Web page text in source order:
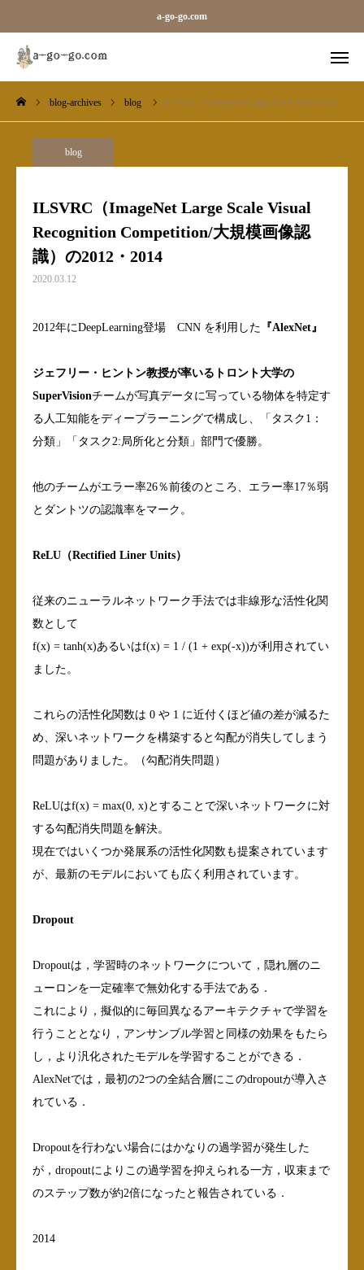
a-go-go.com
blog-archives blog ILSVRC（ImageNet Large Scale Visual Recognition Competition/大規模画像認識）の2012・2014
blog
ILSVRC（ImageNet Large Scale Visual
Recognition Competition/大規模画像認
識）の2012・2014
2020.03.12
2012年にDeepLearning登場 CNN を利用した 『AlexNet』
ジェフリー・ヒントン教授が率いるトロント大学の
SuperVisionチームが写真データに写っている物体を特定す
る人工知能をディープラーニングで構成し、「タスク1：
分類」「タスク2:局所化と分類」部門で優勝。
他のチームがエラー率26％前後のところ、エラー率17％弱
とダントツの認識率をマーク。
ReLU（Rectified Liner Units）
従来のニューラルネットワーク手法では非線形な活性化関
数として
f(x) = tanh(x)あるいはf(x) = 1 / (1 + exp(-x))が利用されてい
ました。
これらの活性化関数は 0 や 1 に近付くほど値の差が減るた
め、深いネットワークを構築すると勾配が消失してしまう
問題がありました。（勾配消失問題）
ReLUはf(x) = max(0, x)とすることで深いネットワークに対
する勾配消失問題を解決。
現在ではいくつか発展系の活性化関数も提案されています
が、最新のモデルにおいても広く利用されています。
Dropout
Dropoutは，学習時のネットワークについて，隠れ層のニ
ューロンを一定確率で無効化する手法である．
これにより，擬似的に毎回異なるアーキテクチャで学習を
行うこととなり，アンサンブル学習と同様の効果をもたら
し，より汎化されたモデルを学習することができる．
AlexNetでは，最初の2つの全結合層にこのdropoutが導入さ
れている．
Dropoutを行わない場合にはかなりの過学習が発生した
が，dropoutによりこの過学習を抑えられる一方，収束まで
のステップ数が約2倍になったと報告されている．
2014
外字一覧 旧字一覧
お知らせ
ギャラリーカテゴリ（メガ）